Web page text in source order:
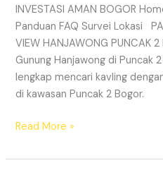
INVESTASI AMAN BOGOR
Panduan FAQ Survei Lokasi
VIEW HANJAWONG PUNCAK
Gunung Hanjawong di Puncak
lengkap mencari kavling
di kawasan Puncak 2 Bogor.
Read More »